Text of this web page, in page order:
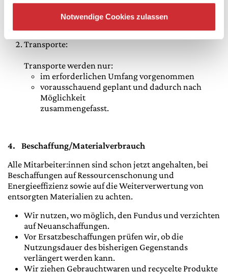
Notwendige Cookies zulassen
exponierte Gäste vermeiden, stattdessen
Bahnfahrt 1. Klasse anbieten.
Transporte:
Transporte werden nur:
im erforderlichen Umfang vorgenommen
vorausschauend geplant und dadurch nach
Möglichkeit
zusammengefasst.
4. Beschaffung/Materialverbrauch
Alle Mitarbeiter:innen sind schon jetzt angehalten, bei
Beschaffungen auf Ressourcenschonung und
Energieeffizienz sowie auf die Weiterverwertung von
entsorgten Materialien zu achten.
Wir nutzen, wo möglich, den Fundus und verzichten
auf Neuanschaffungen.
Vor Ersatzbeschaffungen prüfen wir, ob die
Nutzungsdauer des bisherigen Gegenstands
verlängert werden kann.
Wir ziehen Gebrauchtwaren und recycelte Produkte